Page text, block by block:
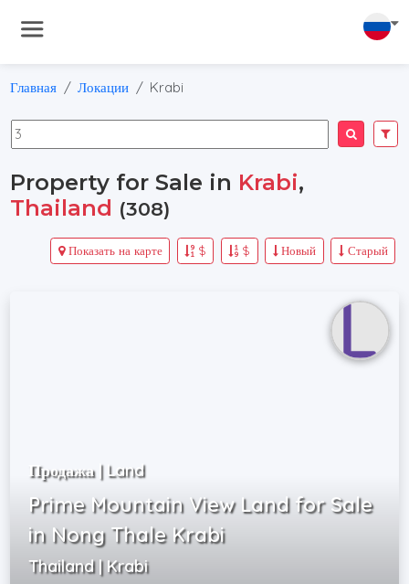
Главная Локации Krabi
Property for Sale in Krabi,
Thailand (308)
Старый
Новый
$
$
Показать на карте
Продажа | Land
Prime Mountain View Land for Sale
in Nong Thale Krabi
Thailand | Krabi